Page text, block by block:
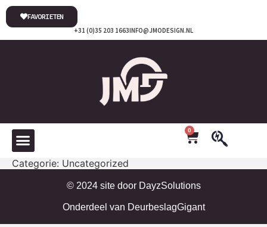
INFO@JMODESIGN.NL
+31 (0)35 203 1663
FAVORIETEN
0
Categorie: Uncategorized
© 2024 site door DayzSolutions
Onderdeel van DeurbeslagGigant